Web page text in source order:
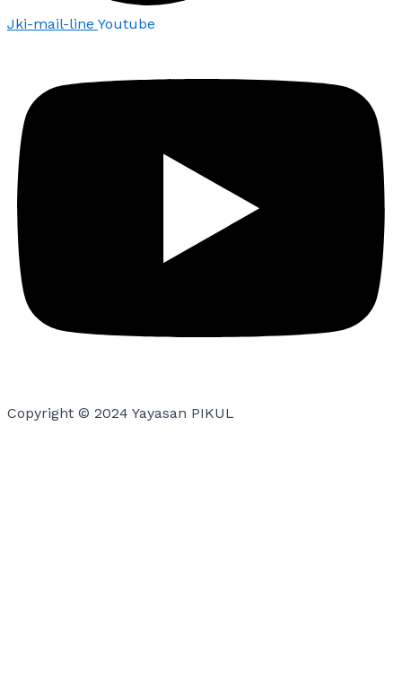
Jki-mail-line Youtube
Copyright © 2024 Yayasan PIKUL